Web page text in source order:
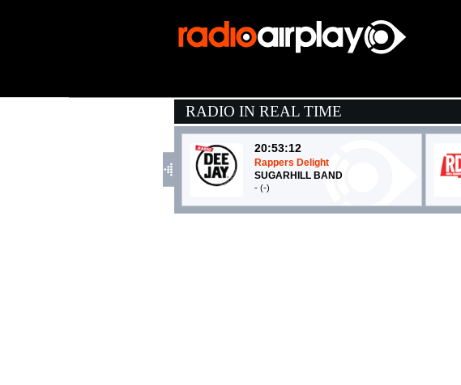
RADIO IN REAL TIME
20:53:12
Rappers Delight
SUGARHILL BAND
- (-)